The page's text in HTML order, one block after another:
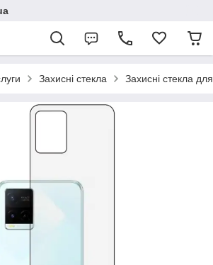
Захисні стекла Захисні стекла